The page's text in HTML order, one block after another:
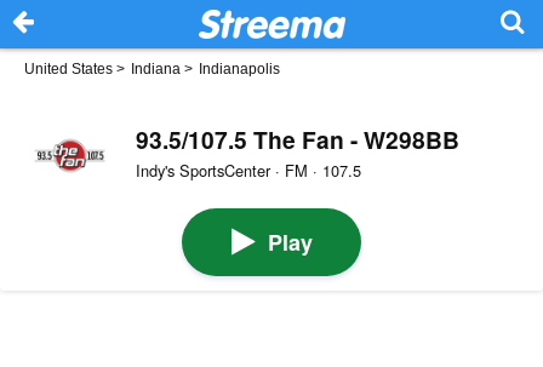
United States > Indiana > Indianapolis
93.5/107.5 The Fan - W298BB
Indy's SportsCenter · FM · 107.5
Play